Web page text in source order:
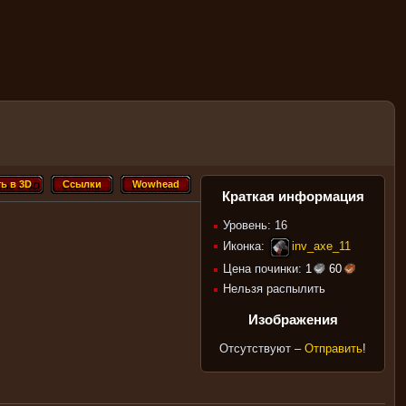
Краткая информация
Уровень: 16
Иконка:
inv_axe_11
Цена починки: 1
60
Нельзя распылить
Изображения
Отсутствуют – Отправить!
Wowhead
Wowhead
Ссылки
Ссылки
в 3D
в 3D